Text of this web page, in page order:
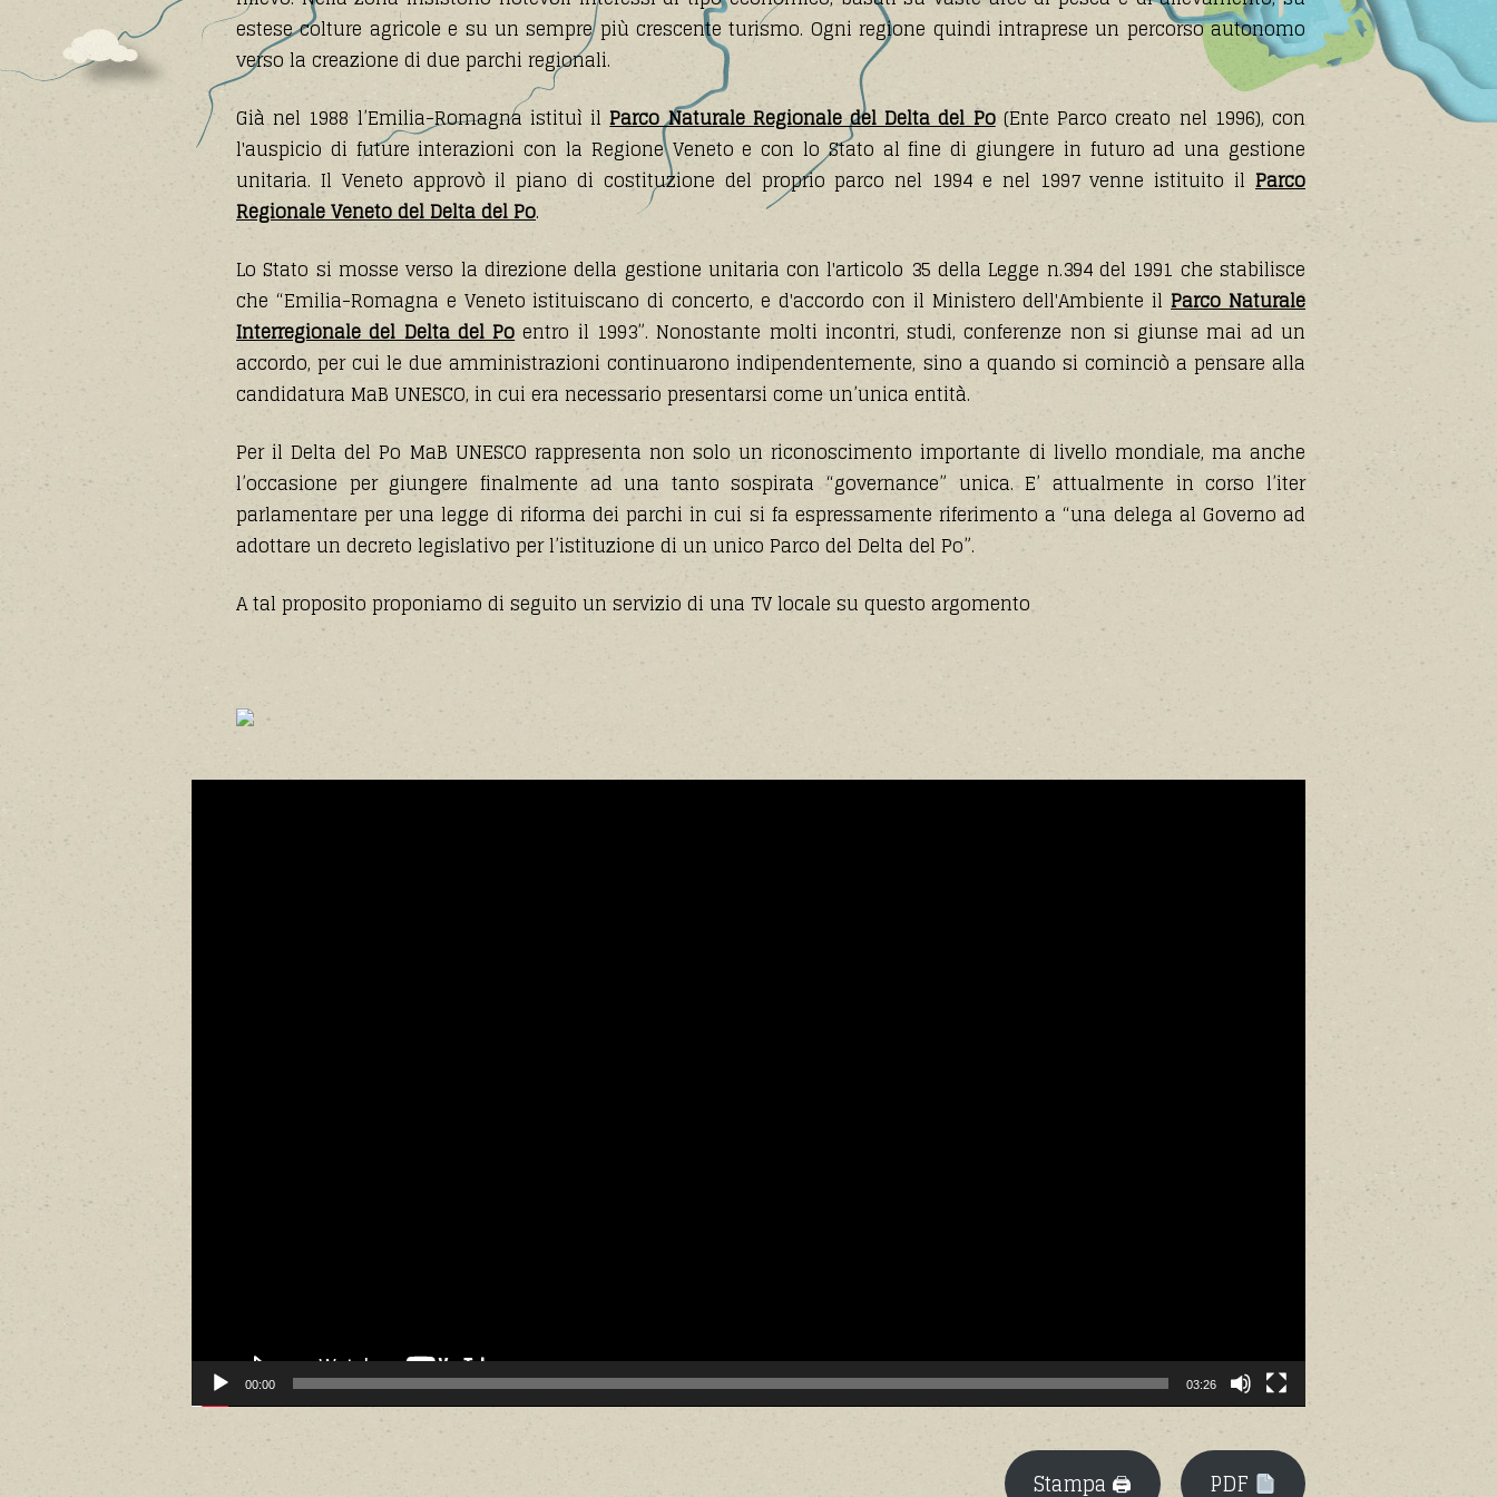
estese colture agricole e su un sempre più crescente turismo. Ogni regione quindi intraprese un percorso autonomo
verso la creazione di due parchi regionali.
Già nel 1988 l’Emilia-Romagna istituì ilParco Naturale Regionale del Delta del Po (Ente Parco creato nel 1996), con
l'auspicio di future interazioni con la Regione Veneto e con lo Stato al fine di giungere in futuro ad una gestione
unitaria. Il Veneto approvò il piano di costituzione del proprio parco nel 1994 e nel 1997 venne istituito il Parco
Regionale Veneto del Delta del Po.
Lo Stato si mosse verso la direzione della gestione unitaria con l'articolo 35 della Legge n.394 del 1991 che stabilisce
che “Emilia-Romagna e Veneto istituiscano di concerto, e d'accordo con il Ministero dell'Ambiente ilParco Naturale
Interregionale del Delta del Po entro il 1993”. Nonostante molti incontri, studi, conferenze non si giunse mai ad un
accordo, per cui le due amministrazioni continuarono indipendentemente, sino a quando si cominciò a pensare alla
candidatura MaB UNESCO, in cui era necessario presentarsi come un’unica entità.
Per il Delta del Po MaB UNESCO rappresenta non solo un riconoscimento importante di livello mondiale, ma anche
l’occasione per giungere finalmente ad una tanto sospirata “governance” unica. E’ attualmente in corso l’iter
parlamentare per una legge di riforma dei parchi in cui si fa espressamente riferimento a “una delega al Governo ad
adottare un decreto legislativo per l’istituzione di un unico Parco del Delta del Po”.
A tal proposito proponiamo di seguito un servizio di una TV locale su questo argomento
00:00 03:26
Stampa 🖨 PDF